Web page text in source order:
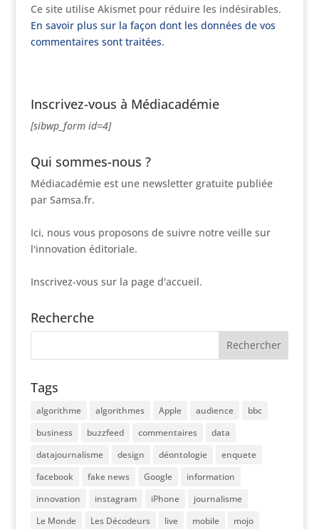
Ce site utilise Akismet pour réduire les indésirables.
En savoir plus sur la façon dont les données de vos
commentaires sont traitées.
Inscrivez-vous à Médiacadémie
[sibwp_form id=4]
Qui sommes-nous ?
Médiacadémie est une newsletter gratuite publiée
par Samsa.fr.
Ici, nous vous proposons de suivre notre veille sur
l'innovation éditoriale.
Inscrivez-vous sur la page d'accueil.
Recherche
Tags
algorithme algorithmes Apple audience
bbc
business
buzzfeed commentaires
data
datajournalisme
design déontologie
enquete
facebook
fake news Google
information
innovation
instagram iPhone
journalisme
Le Monde
Les Décodeurs live mobile
mojo